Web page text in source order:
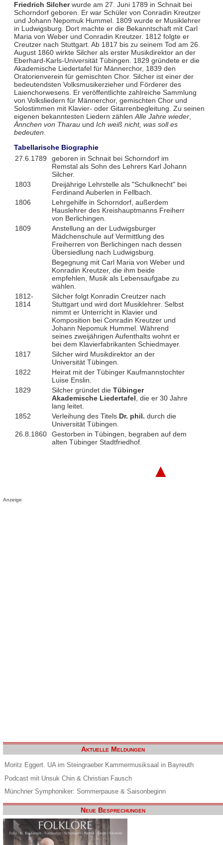
Friedrich Silcherwurde am 27. Juni 1789 in Schnait bei
Schorndorf geboren. Er war Schüler von Conradin Kreutzer
und Johann Nepomuk Hummel. 1809 wurde er Musiklehrer
in Ludwigsburg. Dort machte er die Bekanntschaft mit Carl
Maria von Weber und Conradin Kreutzer. 1812 folgte er
Creutzer nach Stuttgart. Ab 1817 bis zu seinem Tod am 26.
August 1860 wirkte Silcher als erster Musikdirektor an der
Eberhard-Karls-Universität Tübingen. 1829 gründete er die
Akademische Liedertafel für Männerchor, 1839 den
Oratorienverein für gemischten Chor. Silcher ist einer der
bedeutendsten Volksmusikerzieher und Förderer des
Laienchorwesens. Er veröffentlichte zahlreiche Sammlung
von Volksliedern für Männerchor, gemischten Chor und
Solostimmen mit Klavier- oder Gitarrenbegleitung. Zu seinen
eigenen bekanntesten Liedern zählen Alle Jahre wieder,
Ännchen von Tharauund Ich weiß nicht, was soll es
bedeuten
Tabellarische Biographie
27.6.1789
geboren in Schnait bei Schorndorf im
Remstal als Sohn des Lehrers Karl Johann
Silcher.
1803
Dreijährige Lehrstelle als "Schulknecht" bei
Ferdinand Auberlen in Fellbach.
1806
Lehrgehilfe in Schorndorf, außerdem
Hauslehrer des Kreishauptmanns Freiherr
von Berlichingen.
1809
Anstellung an der Ludwigsburger
Mädchenschule auf Vermittlung des
Freiherren von Berlichingen nach dessen
Übersiedlung nach Ludwigsburg.
Begegnung mit Carl Maria von Weber und
Konradin Kreutzer, die ihm beide
empfehlen, Musik als Lebensaufgabe zu
wählen.
1812-
1814
Silcher folgt Konradin Creutzer nach
Stuttgart und wird dort Musiklehrer. Selbst
nimmt er Unterricht in Klavier und
Komposition bei Conradin Kreutzer und
Johann Nepomuk Hummel. Während
seines zweijährigen Aufenthalts wohnt er
bei dem Klavierfabrikanten Schiedmayer.
1817
Silcher wird Musikdirektor an der
Universität Tübingen.
1822
Heirat mit der Tübinger Kaufmannstochter
Luise Enslin.
1829
Silcher gründet die Tübinger
Akademische Liedertafel, die er 30 Jahre
lang leitet.
1852
Verleihung des Titels Dr. phil. durch die
Universität Tübingen.
26.8.1860
Gestorben in Tübingen, begraben auf dem
alten Tübinger Stadtfriedhof.
▲
Anzeige
Aktuelle Meldungen
Moritz Eggert. UA im Steingraeber Kammermusiksaal in Bayreuth
Podcast mit Unsuk Chin & Christian Fausch
Münchner Symphoniker: Sommerpause & Saisonbeginn
Neue Besprechungen